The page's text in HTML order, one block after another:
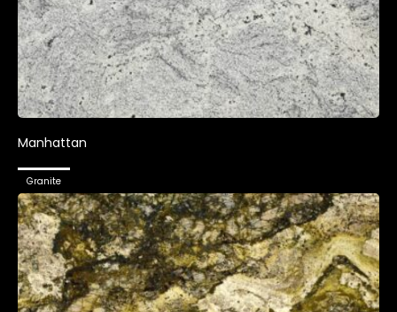
Manhattan
Granite